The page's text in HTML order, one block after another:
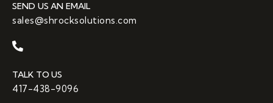
SEND US AN EMAIL
sales@shrocksolutions.com
TALK TO US
417-438-9096